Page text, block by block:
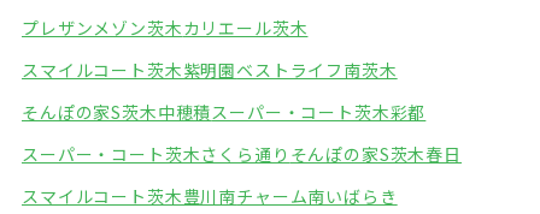
プレザンメゾン茨木カリエール茨木
スマイルコート茨木紫明園ベストライフ南茨木
そんぽの家S茨木中穂積スーパー・コート茨木彩都
スーパー・コート茨木さくら通り そんぽの家S茨木春日
スマイルコート茨木豊川南チャーム南いばらき